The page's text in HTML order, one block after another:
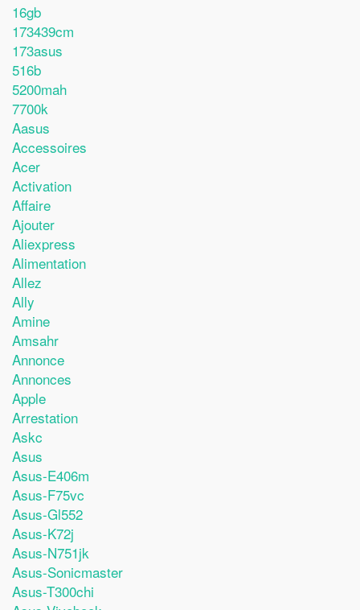
16gb
173439cm
173asus
516b
5200mah
7700k
Aasus
Accessoires
Acer
Activation
Affaire
Ajouter
Aliexpress
Alimentation
Allez
Ally
Amine
Amsahr
Annonce
Annonces
Apple
Arrestation
Askc
Asus
Asus-E406m
Asus-F75vc
Asus-Gl552
Asus-K72j
Asus-N751jk
Asus-Sonicmaster
Asus-T300chi